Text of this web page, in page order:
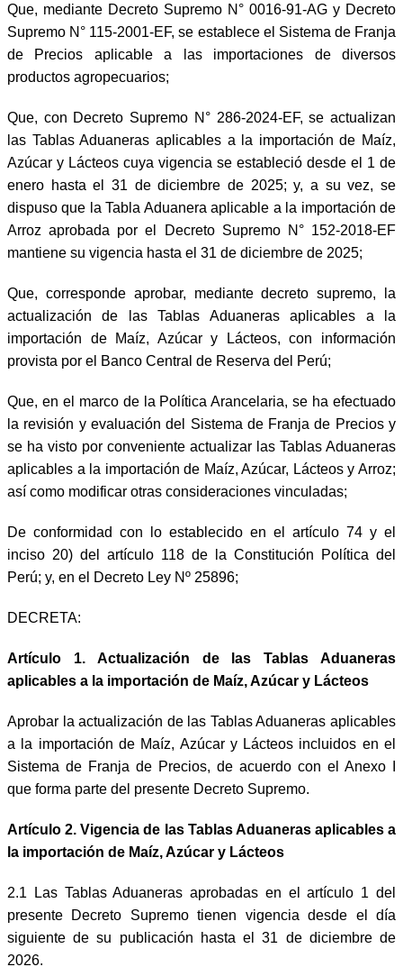
Que, mediante Decreto Supremo N° 0016-91-AG y Decreto
Supremo N° 115-2001-EF, se establece el Sistema de Franja
de Precios aplicable a las importaciones de diversos
productos agropecuarios;
Que, con Decreto Supremo N° 286-2024-EF, se actualizan
las Tablas Aduaneras aplicables a la importación de Maíz,
Azúcar y Lácteos cuya vigencia se estableció desde el 1 de
enero hasta el 31 de diciembre de 2025; y, a su vez, se
dispuso que la Tabla Aduanera aplicable a la importación de
Arroz aprobada por el Decreto Supremo N° 152-2018-EF
mantiene su vigencia hasta el 31 de diciembre de 2025;
Que, corresponde aprobar, mediante decreto supremo, la
actualización de las Tablas Aduaneras aplicables a la
importación de Maíz, Azúcar y Lácteos, con información
provista por el Banco Central de Reserva del Perú;
Que, en el marco de la Política Arancelaria, se ha efectuado
la revisión y evaluación del Sistema de Franja de Precios y
se ha visto por conveniente actualizar las Tablas Aduaneras
aplicables a la importación de Maíz, Azúcar, Lácteos y Arroz;
así como modificar otras consideraciones vinculadas;
De conformidad con lo establecido en el artículo 74 y el
inciso 20) del artículo 118 de la Constitución Política del
Perú; y, en el Decreto Ley Nº 25896;
DECRETA:
Artículo 1. Actualización de las Tablas Aduaneras
aplicables a la importación de Maíz, Azúcar y Lácteos
Aprobar la actualización de las Tablas Aduaneras aplicables
a la importación de Maíz, Azúcar y Lácteos incluidos en el
Sistema de Franja de Precios, de acuerdo con el Anexo I
que forma parte del presente Decreto Supremo.
Artículo 2. Vigencia de las Tablas Aduaneras aplicables a
la importación de Maíz, Azúcar y Lácteos
2.1 Las Tablas Aduaneras aprobadas en el artículo 1 del
presente Decreto Supremo tienen vigencia desde el día
siguiente de su publicación hasta el 31 de diciembre de
2026.